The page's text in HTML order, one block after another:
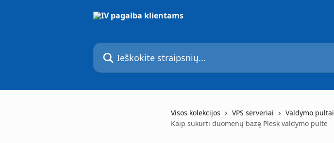
Ieškokite straipsnių...
Visos kolekcijos VPS serveriai
Valdymo pultai
Kaip sukurti duomenų bazę Plesk valdymo pulte